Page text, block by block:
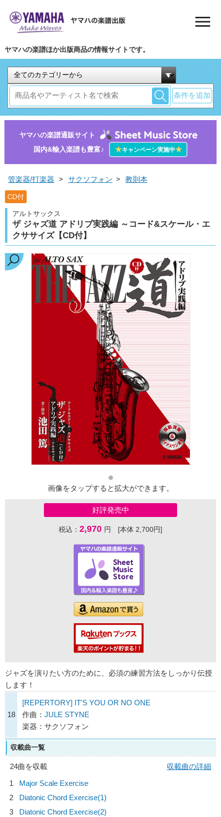
ヤマハの楽譜ほか出版商品の情報サイトです。
条件を追加
ヤマハの楽譜通販サイト
国内&輸入楽譜も豊富♪
★キャンペーン実施中★
管楽器/打楽器 > サクソフォン > 教則本
CD付
アルトサックス
ザ ジャズ道 アドリブ実践編 ～コード&スケール・エ
クササイズ【CD付】
画像をタップすると拡大ができます。
好評発売中
税込： 2,970 円 [本体 2,700円]
ジャズを演りたい方のために、必須の練習方法をしっかり伝授
します！
18
[REPERTORY] IT'S YOU OR NO ONE
作曲： JULE STYNE
楽器：サクソフォン
収載曲一覧
24曲を収載
収載曲の詳細
1
Major Scale Exercise
2
Diatonic Chord Exercise(1)
3
Diatonic Chord Exercise(2)